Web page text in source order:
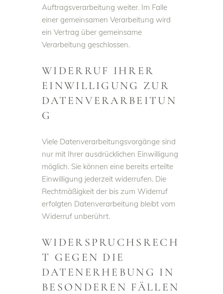
Auftragsverarbeitung weiter. Im Falle
einer gemeinsamen Verarbeitung wird
ein Vertrag über gemeinsame
Verarbeitung geschlossen.
WIDERRUF IHRER
EINWILLIGUNG ZUR
DATENVERARBEITUN
G
Viele Datenverarbeitungsvorgänge sind
nur mit Ihrer ausdrücklichen Einwilligung
möglich. Sie können eine bereits erteilte
Einwilligung jederzeit widerrufen. Die
Rechtmäßigkeit der bis zum Widerruf
erfolgten Datenverarbeitung bleibt vom
Widerruf unberührt.
WIDERSPRUCHSRECH
T GEGEN DIE
DATENERHEBUNG IN
BESONDEREN FÄLLEN